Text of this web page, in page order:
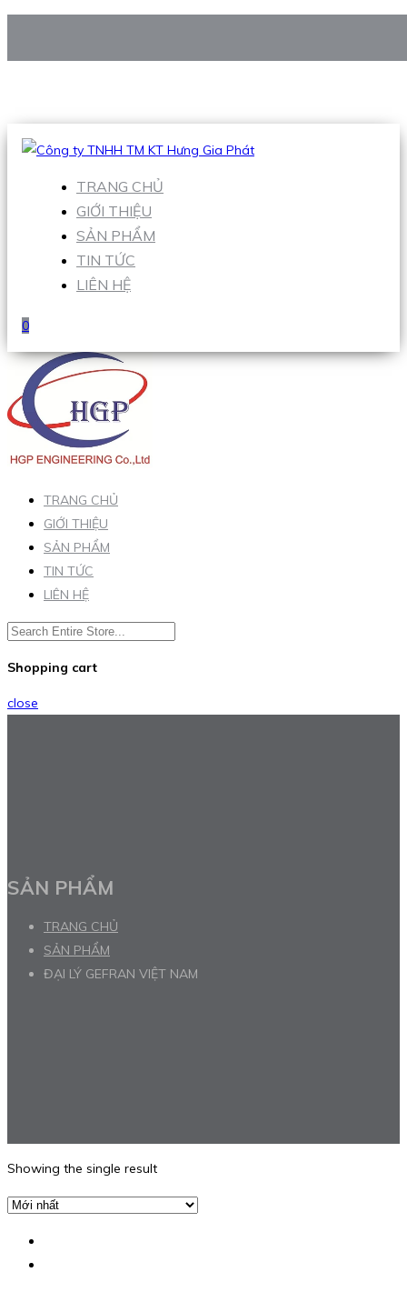
Hotline:0938 906 663
TRANG CHỦ
GIỚI THIỆU
SẢN PHẨM
TIN TỨC
LIÊN HỆ
0
TRANG CHỦ
GIỚI THIỆU
SẢN PHẨM
TIN TỨC
LIÊN HỆ
Shopping cart
close
SẢN PHẨM
TRANG CHỦ
SẢN PHẨM
ĐẠI LÝ GEFRAN VIỆT NAM
Showing the single result